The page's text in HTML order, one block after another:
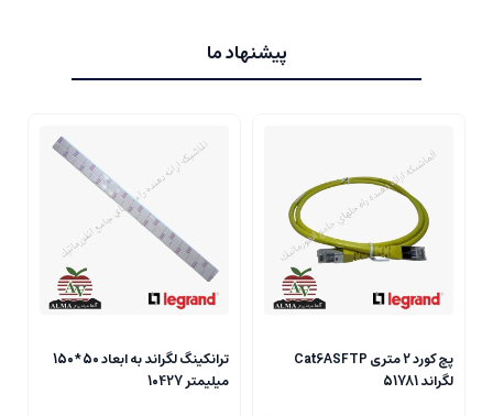
پیشنهاد ما
پچ کورد 2 متری Cat6ASFTP
لگراند 51781
ترانکینگ لگراند به ابعاد 50*150
میلیمتر 10427